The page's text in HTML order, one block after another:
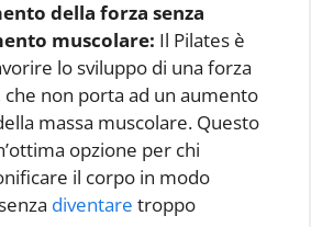
della forza senza
muscolare: Il Pilates è
lo sviluppo di una forza
non porta ad un aumento
massa muscolare. Questo
opzione per chi
il corpo in modo
diventare troppo